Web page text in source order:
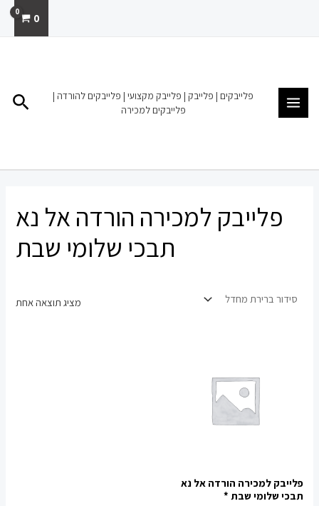
0
פלייבקים | פלייבק | פלייבק מקצועי | פלייבקים להורדה |
פלייבקים למכירה
פלייבק למכירה הורדה אל נא
תבכי שלומי שבת
מציג תוצאה אחת
פלייבק למכירה הורדה אל נא
תבכי שלומי שבת *